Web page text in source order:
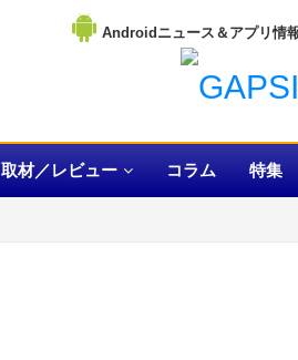
Androidニュース＆アプリ情
取材／レビュー コラム 特集